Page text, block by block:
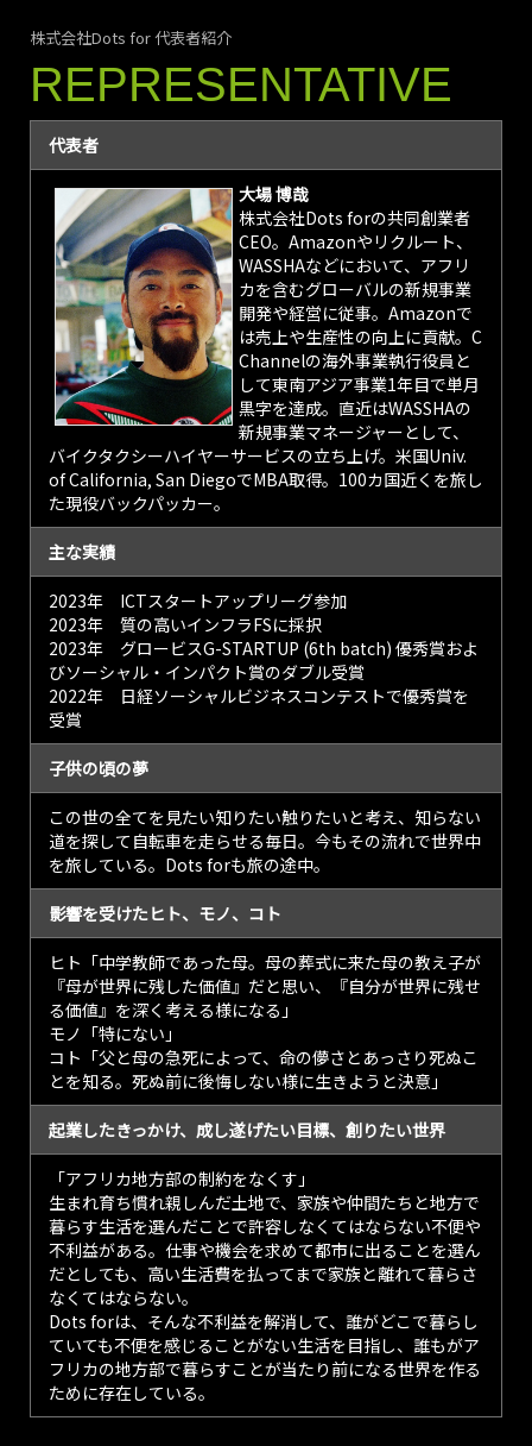
開始しました。
2024/04/15
通信インフラと
デジタルサービ
スの提供を通じ
てアフリカ農村
部の暮らしの変
革に挑む Dots
for
株式会社Dots for
は、情報格差の是
正による生活水準
の向上を目指し、
アフリカの農村集
ワークを構築しデ
ジタル化を図るサ
ービスを展開する
スタートアップ
だ。現在は西アフ
リカのベナン共和
国とセネガル共和
国の農村部にサー
ビスを提供してお
り、登録数は4万
人、有料ユーザー
数1500人と順調に
拡大。また、ソフ
トバンクや松竹と
提携して実証事業
も進めている。ベ
ナンで活動してい
る株式会社Dots
for創業者 兼CEOの
大場 カルロス 博哉
氏に、事業の状況
と今後の展開につ
いて伺った。
株式会社Dots for 代表者紹介
REPRESENTATIVE
代表者
大場 博哉
株式会社Dots forの共同創業者
CEO。Amazonやリクルート、
WASSHAなどにおいて、アフリ
カを含むグローバルの新規事業
開発や経営に従事。Amazonで
は売上や生産性の向上に貢献。C
Channelの海外事業執行役員と
して東南アジア事業1年目で単月
黒字を達成。直近はWASSHAの
新規事業マネージャーとして、
バイクタクシーハイヤーサービスの立ち上げ。米国Univ.
of California, San DiegoでMBA取得。100カ国近くを旅し
た現役バックパッカー。
主な実績
2023年 ICTスタートアップリーグ参加
2023年 質の高いインフラFSに採択
2023年 グロービスG-STARTUP (6th batch) 優秀賞およ
びソーシャル・インパクト賞のダブル受賞
2022年 日経ソーシャルビジネスコンテストで優秀賞を
受賞
子供の頃の夢
この世の全てを見たい知りたい触りたいと考え、知らない
道を探して自転車を走らせる毎日。今もその流れで世界中
を旅している。Dots forも旅の途中。
影響を受けたヒト、モノ、コト
ヒト「中学教師であった母。母の葬式に来た母の教え子が
『母が世界に残した価値』だと思い、『自分が世界に残せ
る価値』を深く考える様になる」
モノ「特にない」
コト「父と母の急死によって、命の儚さとあっさり死ぬこ
とを知る。死ぬ前に後悔しない様に生きようと決意」
起業したきっかけ、成し遂げたい目標、創りたい世界
「アフリカ地方部の制約をなくす」
生まれ育ち慣れ親しんだ土地で、家族や仲間たちと地方で
暮らす生活を選んだことで許容しなくてはならない不便や
不利益がある。仕事や機会を求めて都市に出ることを選ん
だとしても、高い生活費を払ってまで家族と離れて暮らさ
なくてはならない。
Dots forは、そんな不利益を解消して、誰がどこで暮らし
ていても不便を感じることがない生活を目指し、誰もがア
フリカの地方部で暮らすことが当たり前になる世界を作る
ために存在している。